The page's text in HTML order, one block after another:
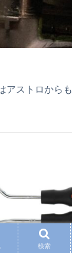
アストロから
検索